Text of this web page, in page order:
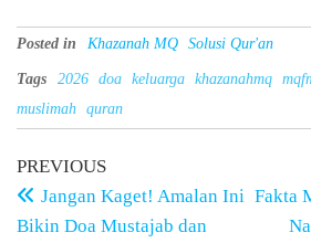
Posted in Khazanah MQ Solusi Qur'an
Tags 2026 doa keluarga khazanahmq
muslimah quran
PREVIOUS
Jangan Kaget! Amalan Ini
Bikin Doa Mustajab dan
Fakta